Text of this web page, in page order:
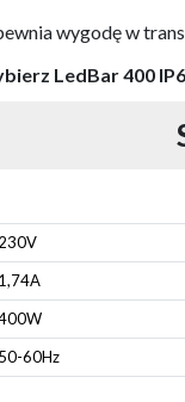
wygodę w
LedBar 400
230V
1,74A
50-60Hz